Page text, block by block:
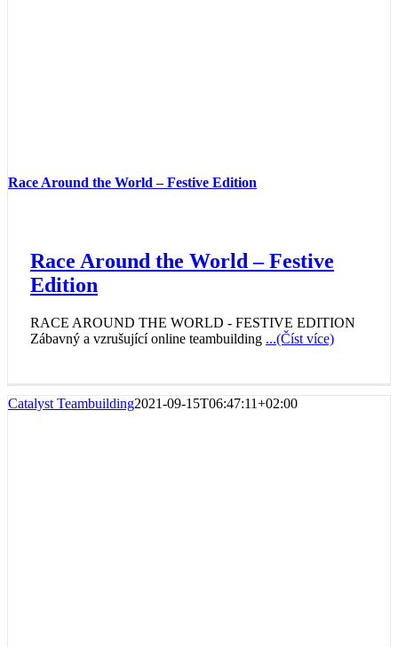
Race Around the World – Festive Edition
Race Around the World – Festive
Edition
RACE AROUND THE WORLD - FESTIVE EDITION
Zábavný a vzrušující online teambuilding ...(Číst více)
Catalyst Teambuilding2021-09-15T06:47:11+02:00